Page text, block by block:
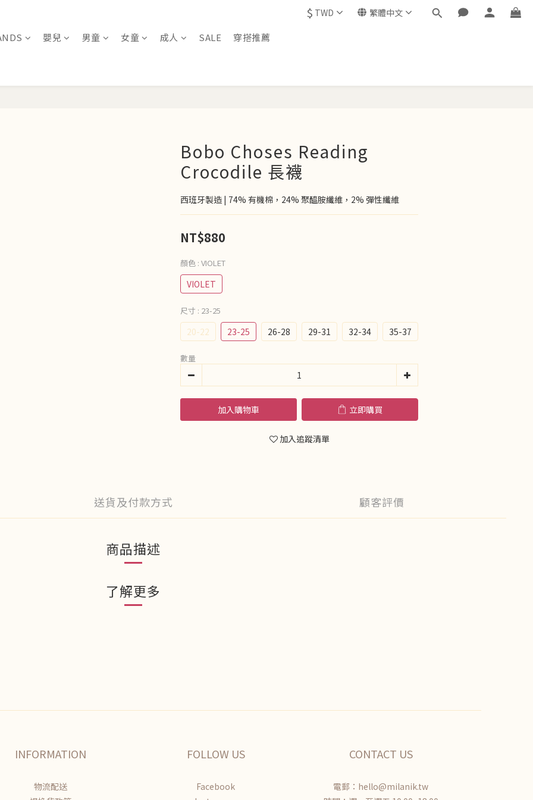
$ TWD 繁體中文
嬰兒 男童 女童 成人 SALE 穿搭推薦
Bobo Choses Reading
Crocodile 長襪
西班牙製造 | 74% 有機棉，24% 聚醯胺纖維，2% 彈性纖維
NT$880
顏色 : VIOLET
VIOLET
尺寸 : 23-25
20-22 23-25 26-28 29-31 32-34 35-37
數量
加入購物車 立即購買
加入追蹤清單
送貨及付款方式 顧客評價
商品描述
了解更多
INFORMATION
物流配送
FOLLOW US
Facebook
CONTACT US
電郵：hello@milanik.tw